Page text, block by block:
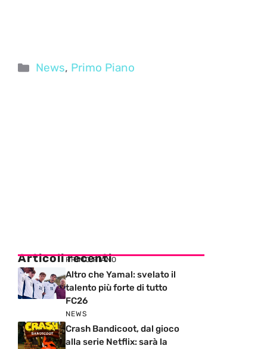
Categorie
News, Primo Piano
Articoli recenti
PRIMO PIANO
Altro che Yamal: svelato il
talento più forte di tutto
FC26
NEWS
Crash Bandicoot, dal gioco
alla serie Netflix: sarà la